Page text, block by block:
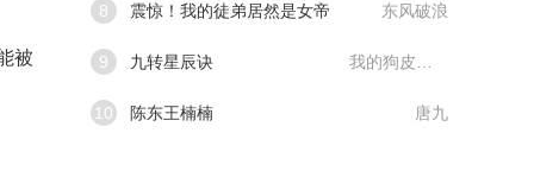
被
8 震惊！我的徒弟居然是女帝 东风破浪
9 九转星辰诀
10 陈东王楠楠 唐九